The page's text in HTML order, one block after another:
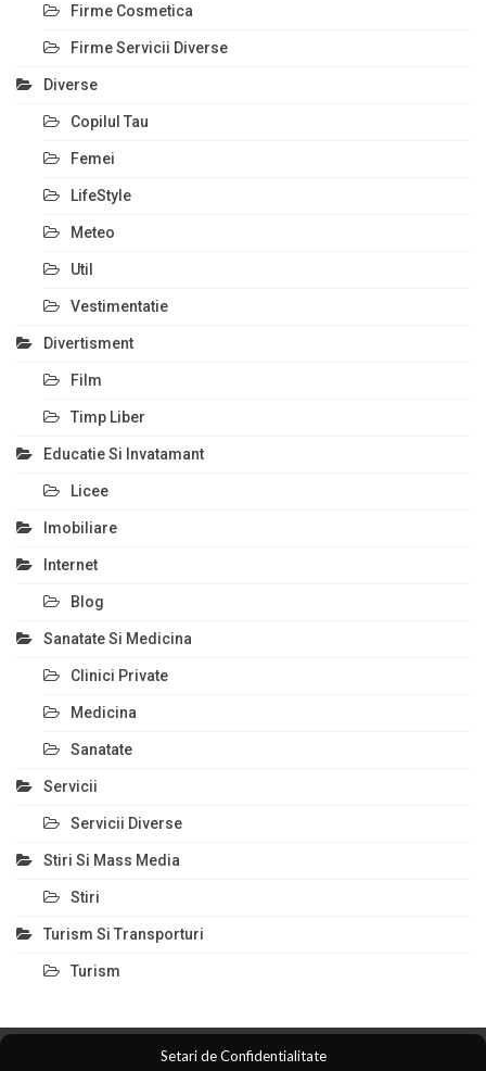
Firme Cosmetica
Firme Servicii Diverse
Diverse
Copilul Tau
Femei
LifeStyle
Meteo
Util
Vestimentatie
Divertisment
Film
Timp Liber
Educatie Si Invatamant
Licee
Imobiliare
Internet
Blog
Sanatate Si Medicina
Clinici Private
Medicina
Sanatate
Servicii
Servicii Diverse
Stiri Si Mass Media
Stiri
Turism Si Transporturi
Turism
Setari de Confidentialitate